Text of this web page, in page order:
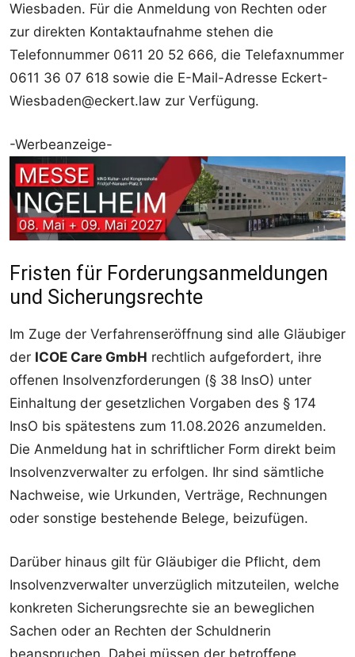
Wiesbaden. Für die Anmeldung von Rechten oder
zur direkten Kontaktaufnahme stehen die
Telefonnummer 0611 20 52 666, die Telefaxnummer
0611 36 07 618 sowie die E-Mail-Adresse Eckert-
Wiesbaden@eckert.law zur Verfügung.
-Werbeanzeige-
Fristen für Forderungsanmeldungen
und Sicherungsrechte
Im Zuge der Verfahrenseröffnung sind alle Gläubiger
der ICOE Care GmbH rechtlich aufgefordert, ihre
offenen Insolvenzforderungen (§ 38 InsO) unter
Einhaltung der gesetzlichen Vorgaben des § 174
InsO bis spätestens zum 11.08.2026 anzumelden.
Die Anmeldung hat in schriftlicher Form direkt beim
Insolvenzverwalter zu erfolgen. Ihr sind sämtliche
Nachweise, wie Urkunden, Verträge, Rechnungen
oder sonstige bestehende Belege, beizufügen.
Darüber hinaus gilt für Gläubiger die Pflicht, dem
Insolvenzverwalter unverzüglich mitzuteilen, welche
konkreten Sicherungsrechte sie an beweglichen
Sachen oder an Rechten der Schuldnerin